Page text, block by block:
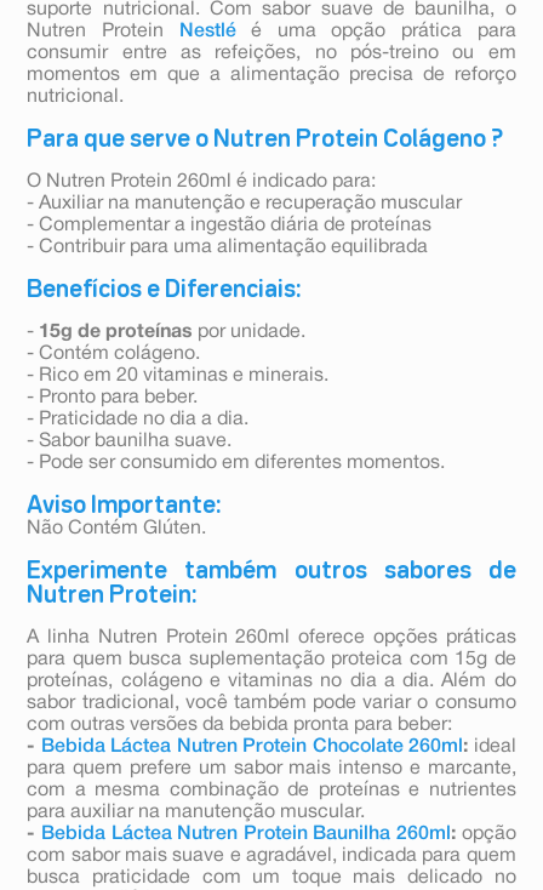
suporte nutricional. Com sabor suave de baunilha, o
Nutren Protein
Nestléé uma opção prática para
consumir entre as refeições, no pós-treino ou em
momentos em que a alimentação precisa de reforço
nutricional.
Para que serve o Nutren Protein Colágeno ?
O Nutren Protein 260ml é indicado para:
- Auxiliar na manutenção e recuperação muscular
- Complementar a ingestão diária de proteínas
- Contribuir para uma alimentação equilibrada
Benefícios e Diferenciais:
- 15g de proteínas por unidade.
- Contém colágeno.
- Rico em 20 vitaminas e minerais.
- Pronto para beber.
- Praticidade no dia a dia.
- Sabor baunilha suave.
- Pode ser consumido em diferentes momentos.
Aviso Importante:
Não Contém Glúten.
Experimente também outros sabores de
Nutren Protein:
A linha Nutren Protein 260ml oferece opções práticas
para quem busca suplementação proteica com 15g de
proteínas, colágeno e vitaminas no dia a dia. Além do
sabor tradicional, você também pode variar o consumo
com outras versões da bebida pronta para beber:
-
Bebida Láctea Nutren Protein Chocolate 260ml : ideal
para quem prefere um sabor mais intenso e marcante,
com a mesma combinação de proteínas e nutrientes
para auxiliar na manutenção muscular.
-
Bebida Láctea Nutren Protein Baunilha 260ml : opção
com sabor mais suave e agradável, indicada para quem
busca praticidade com um toque mais delicado no